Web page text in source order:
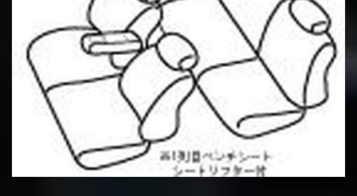
⑤Dark Brown ⑥Yellow
⑦Blue ⑧Orange ⑨Pink
①Beige ②Gray ③Red
④Brown ⑤Dark Brown ⑥Yellow
①Beige ②Gray ③Red
刺繍は下記21種類からご選択ください。
①Black ②Gray ③Light gray
刺繍は下記21種類からご選択ください。
①Black ②Gray ③Light gray